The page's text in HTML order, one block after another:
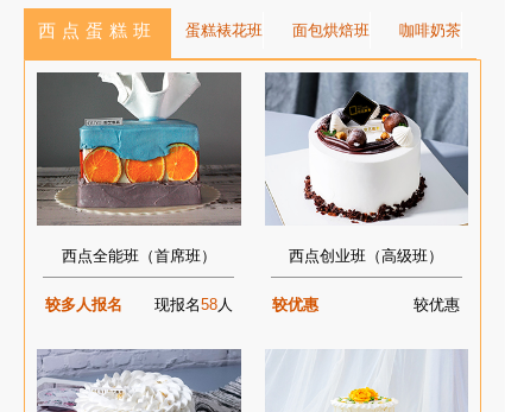
西点蛋糕班 蛋糕裱花班 面包烘焙班 咖啡奶茶
西点全能班（首席班）
较多人报名 现报名58人
西点创业班（高级班）
较优惠 较优惠